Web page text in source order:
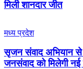
मिली शानदार जीत
मध्य प्रदेश
सृजन संवाद अभियान से
जनसंवाद को मिलेगी नई